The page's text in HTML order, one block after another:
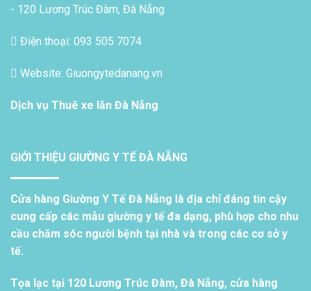
- 120 Lương Trúc Đàm, Đà Nẵng
Điện thoại: 093 505 7074
Website: Giuongytedanang.vn
Dịch vụ Thuê xe lăn Đà Nẵng
GIỚI THIỆU GIƯỜNG Y TẾ ĐÀ NẴNG
Cửa hàng Giường Y Tế Đà Nẵng là địa chỉ đáng tin cậy
cung cấp các mẫu giường y tế đa dạng, phù hợp cho nhu
cầu chăm sóc người bệnh tại nhà và trong các cơ sở y
tế.
Tọa lạc tại 120 Lương Trúc Đàm, Đà Nẵng, cửa hàng